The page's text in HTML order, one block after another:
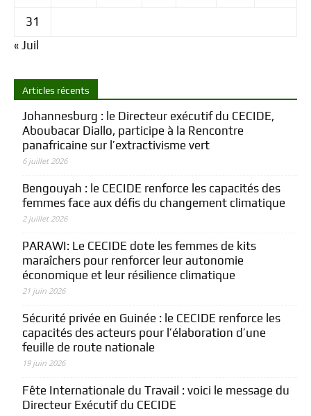
31
« Juil
Articles récents
Johannesburg : le Directeur exécutif du CECIDE,
Aboubacar Diallo, participe à la Rencontre
panafricaine sur l’extractivisme vert
6 juillet 2026
Bengouyah : le CECIDE renforce les capacités des
femmes face aux défis du changement climatique
2 juillet 2026
PARAWI: Le CECIDE dote les femmes de kits
maraîchers pour renforcer leur autonomie
économique et leur résilience climatique
21 juin 2026
Sécurité privée en Guinée : le CECIDE renforce les
capacités des acteurs pour l’élaboration d’une
feuille de route nationale
19 juin 2026
Fête Internationale du Travail : voici le message du
Directeur Exécutif du CECIDE